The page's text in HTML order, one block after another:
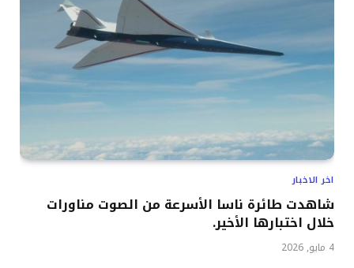
اخر الاخبار
شاهدت طائرة ناسا الأسرعة من الصوت مناورات
خلال اختبارها الأخير.
4 مايو, 2026